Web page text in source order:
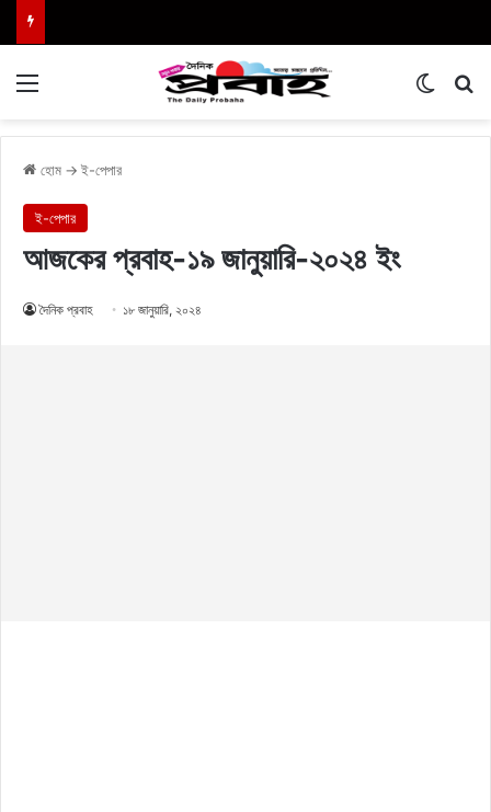
হোম → ই-পেপার
ই-পেপার
আজকের প্রবাহ-১৯ জানুয়ারি-২০২৪ ইং
দৈনিক প্রবাহ ১৮ জানুয়ারি, ২০২৪